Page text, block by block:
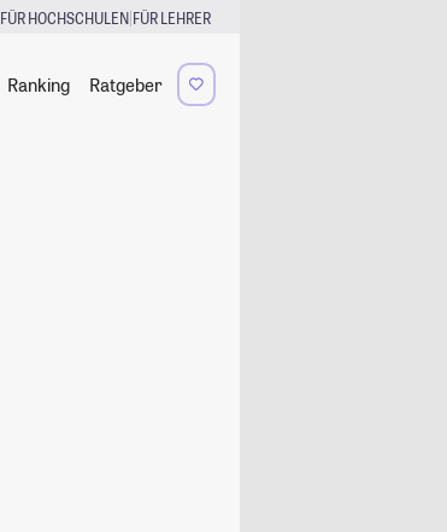
FÜR HOCHSCHULEN|FÜR LEHRER
Ranking Ratgeber